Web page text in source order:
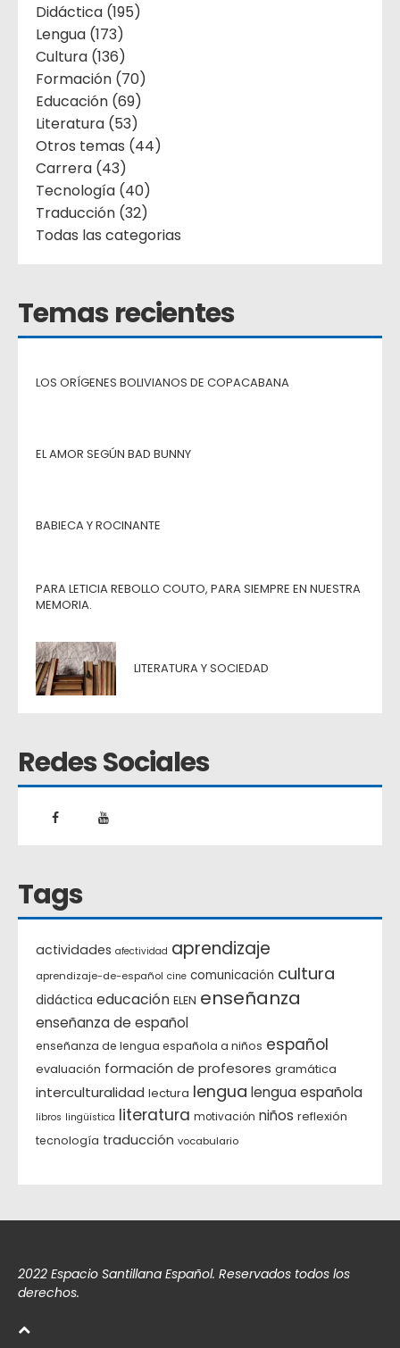
Didáctica (195)
Lengua (173)
Cultura (136)
Formación (70)
Educación (69)
Literatura (53)
Otros temas (44)
Carrera (43)
Tecnología (40)
Traducción (32)
Todas las categorias
Temas recientes
LOS ORÍGENES BOLIVIANOS DE COPACABANA
EL AMOR SEGÚN BAD BUNNY
BABIECA Y ROCINANTE
PARA LETICIA REBOLLO COUTO, PARA SIEMPRE EN NUESTRA
MEMORIA.
LITERATURA Y SOCIEDAD
Redes Sociales
Tags
actividades afectividad aprendizaje
aprendizaje-de-español cine comunicación cultura
didáctica educación ELEN enseñanza
enseñanza de español
enseñanza de lengua española a niños español
evaluación formación de profesores gramática
interculturalidad lectura lengua lengua española
libros lingüística literatura motivación niños reflexión
tecnología traducción vocabulario
2022 Espacio Santillana Español. Reservados todos los
derechos.